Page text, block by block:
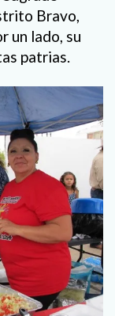
Bravo,
un lado, su
patrias.